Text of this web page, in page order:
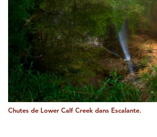
Chutes de Lower Calf Creek dans Escalante.